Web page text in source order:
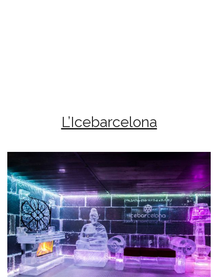
L’Icebarcelona